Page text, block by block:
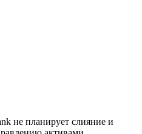
не планирует слияние и